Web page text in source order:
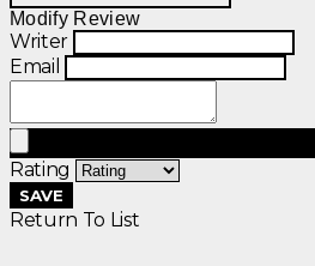
Modify Review
Writer
Email
Rating
SAVE
Return To List